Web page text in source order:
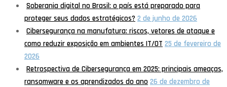
Soberania digital no Brasil: o país está preparado para
proteger seus dados estratégicos? 2 de junho de 2026
Cibersegurança na manufatura: riscos, vetores de ataque e
como reduzir exposição em ambientes IT/OT 25 de fevereiro de
2026
Retrospectiva de Cibersegurança em 2025: principais ameaças,
ransomware e os aprendizados do ano 26 de dezembro de